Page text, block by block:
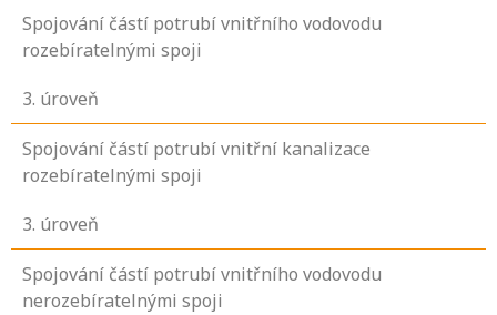
Spojování částí potrubí vnitřního vodovodu
rozebíratelnými spoji
3. úroveň
Spojování částí potrubí vnitřní kanalizace
rozebíratelnými spoji
3. úroveň
Spojování částí potrubí vnitřního vodovodu
nerozebíratelnými spoji